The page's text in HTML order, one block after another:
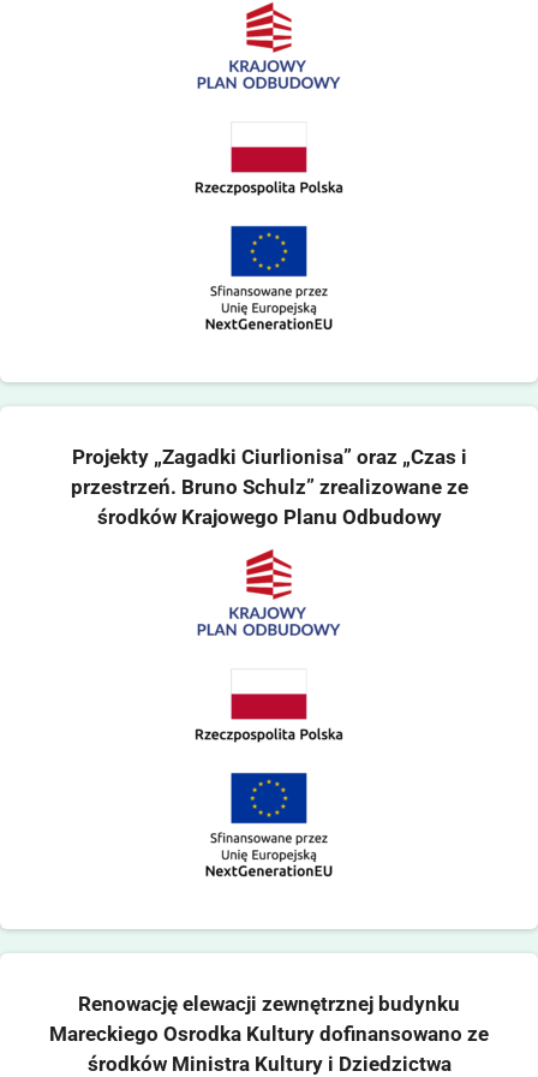
Projekty „Zagadki Ciurlionisa” oraz „Czas i
przestrzeń. Bruno Schulz” zrealizowane ze
środków Krajowego Planu Odbudowy
Renowację elewacji zewnętrznej budynku
Mareckiego Osrodka Kultury dofinansowano ze
środków Ministra Kultury i Dziedzictwa